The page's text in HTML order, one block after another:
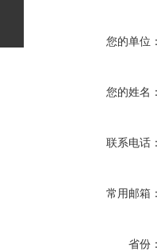
您的单位
您的姓名
联系电话
常用邮箱
省份